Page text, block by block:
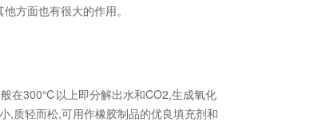
方面也有很大的作用。
在300℃以上即分解出水和CO2,生成氧化
,质轻而松,可用作橡胶制品的优良填充剂和